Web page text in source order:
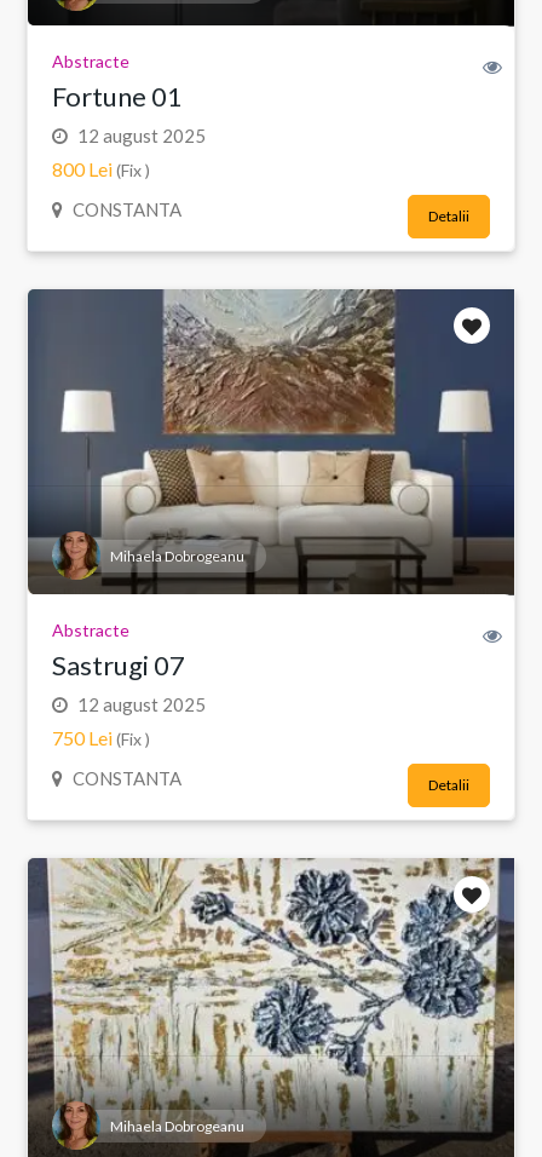
Abstracte
Fortune 01
12 august 2025
800 Lei(Fix )
CONSTANTA Detalii
Mihaela Dobrogeanu
Abstracte
Sastrugi 07
12 august 2025
750 Lei(Fix )
CONSTANTA Detalii
Mihaela Dobrogeanu